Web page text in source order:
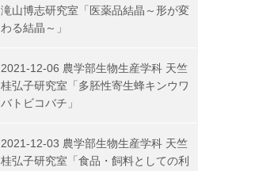
滝山博志研究室「医薬品結晶～形が変
わる結晶～」
2021-12-06 農学部生物生産学科 天竺
桂弘子研究室「多胚性寄生蜂キンウワ
バトビコバチ」
2021-12-03 農学部生物生産学科 天竺
桂弘子研究室「食品・飼料としての利